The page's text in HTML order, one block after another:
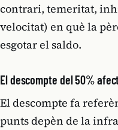
contrari, temeritat,
velocitat) en què la
esgotar el saldo.
El descompte del 50%
El descompte fa
punts depèn de la